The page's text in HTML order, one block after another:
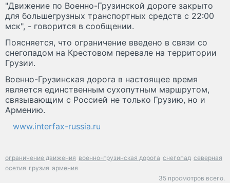
"Движение по Военно-Грузинской дороге закрыто
для большегрузных транспортных средств с 22:00
мск", - говорится в сообщении.
Поясняется, что ограничение введено в связи со
снегопадом на Крестовом перевале на территории
Грузии.
Военно-Грузинская дорога в настоящее время
является единственным сухопутным маршрутом,
связывающим с Россией не только Грузию, но и
Армению.
www.interfax-russia.ru
ограничение движения военно-грузинская дорога снегопад северная
осетия грузия армения
35 просмотров всего.